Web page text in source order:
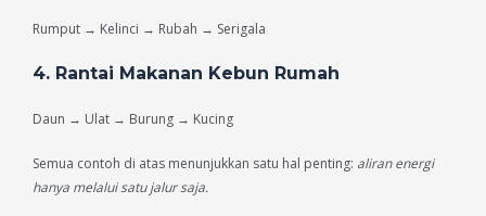
Rumput → Kelinci → Rubah → Serigala
4. Rantai Makanan Kebun Rumah
Daun → Ulat → Burung → Kucing
Semua contoh di atas menunjukkan satu hal penting: aliran energi
hanya melalui satu jalur saja.